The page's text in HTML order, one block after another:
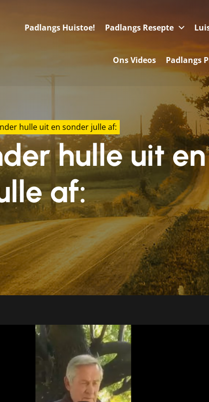
Padlangs Huistoe! Padlangs Resepte
Ons Videos Padlangs
hulle uit en sonder julle af:
hulle uit en
af: